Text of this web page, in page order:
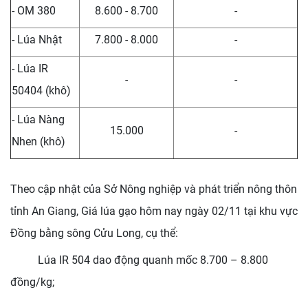
- OM 380 8.600 - 8.700 -
- Lúa Nhật 7.800 - 8.000 -
- Lúa IR
50404 (khô)
- -
- Lúa Nàng
Nhen (khô)
15.000 -
Theo cập nhật của Sở Nông nghiệp và phát triển nông thôn
tỉnh An Giang, Giá lúa gạo hôm nay ngày 02/11 tại khu vực
Đồng bằng sông Cửu Long, cụ thể:
Lúa IR 504 dao động quanh mốc 8.700 – 8.800
đồng/kg;